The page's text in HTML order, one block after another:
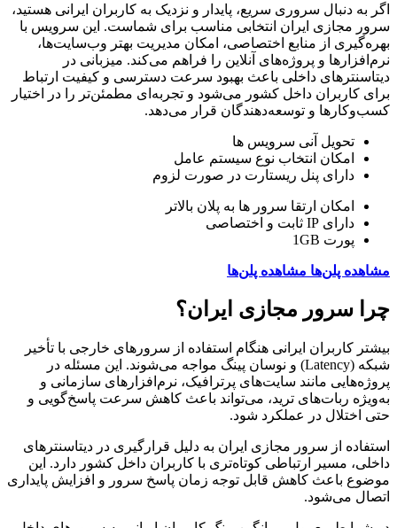
اگر به دنبال سروری سریع، پایدار و نزدیک به کاربران ایرانی هستید،
سرور مجازی ایران انتخابی مناسب برای شماست. این سرویس با
بهره‌گیری از منابع اختصاصی، امکان مدیریت بهتر وب‌سایت‌ها،
نرم‌افزارها و پروژه‌های آنلاین را فراهم می‌کند. میزبانی در
دیتاسنترهای داخلی باعث بهبود سرعت دسترسی و کیفیت ارتباط
برای کاربران داخل کشور می‌شود و تجربه‌ای مطمئن‌تر را در اختیار
کسب‌وکارها و توسعه‌دهندگان قرار می‌دهد.
تحویل آنی سرویس ها
امکان انتخاب نوع سیستم عامل
دارای پنل ریستارت در صورت لزوم
امکان ارتقا سرور ها به پلان بالاتر
دارای IP ثابت و اختصاصی
پورت 1GB
مشاهده پلن‌ها مشاهده پلن‌ها
چرا سرور مجازی ایران؟
بیشتر کاربران ایرانی هنگام استفاده از سرورهای خارجی با تأخیر
شبکه (Latency) و نوسان پینگ مواجه می‌شوند. این مسئله در
پروژه‌هایی مانند سایت‌های پرترافیک، نرم‌افزارهای سازمانی و
به‌ویژه ربات‌های ترید، می‌تواند باعث کاهش سرعت پاسخ‌گویی و
حتی اختلال در عملکرد شود.
استفاده از سرور مجازی ایران به دلیل قرارگیری در دیتاسنترهای
داخلی، مسیر ارتباطی کوتاه‌تری با کاربران داخل کشور دارد. این
موضوع باعث کاهش قابل توجه زمان پاسخ سرور و افزایش پایداری
اتصال می‌شود.